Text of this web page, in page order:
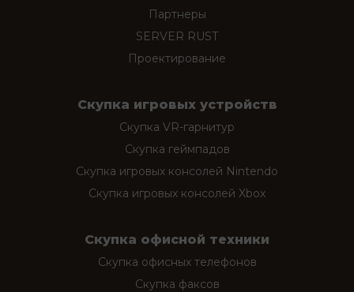
Партнеры
SERVER RUST
Проектирование
Скупка игровых устройств
Скупка VR-гарнитур
Скупка геймпадов
Скупка игровых консолей Nintendo
Скупка игровых консолей Xbox
Скупка офисной техники
Скупка офисных телефонов
Скупка факсов